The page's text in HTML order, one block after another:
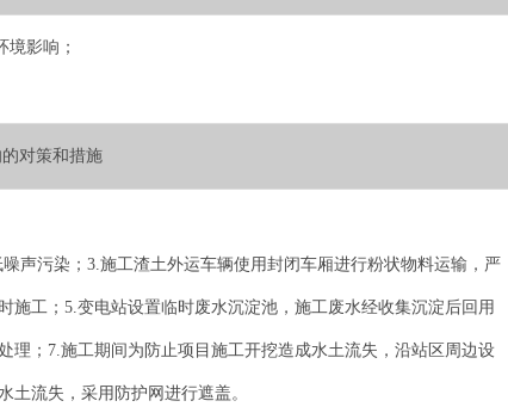
境影响；
对策和措施
声污染；3.施工渣土外运车辆使用封闭车厢进行粉状物料运输，严
工；5.变电站设置临时废水沉淀池，施工废水经收集沉淀后回用
；7.施工期间为防止项目施工开挖造成水土流失，沿站区周边设
流失，采用防护网进行遮盖。